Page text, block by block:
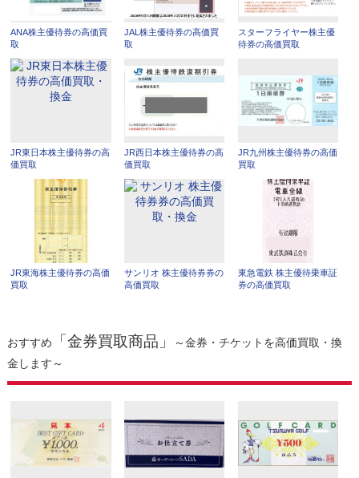
ANA株主優待券の高価買
取
JAL株主優待券の高価買
取
スターフライヤー株主優
待券の高価買取
JR東日本株主優待券の高
価買取
JR西日本株主優待券の高
価買取
JR九州株主優待券の高価
買取
JR東海株主優待券の高価
買取
サンリオ 株主優待券券の
高価買取
東急電鉄 株主優待乗車証
券の高価買取
おすすめ 「金券買取商品」
～金券・チケットを高価買取・換
金します～